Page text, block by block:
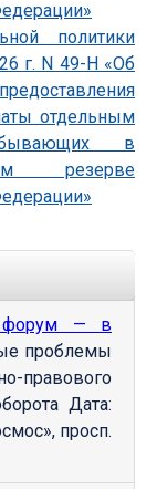
политики
г. N 49-Н «Об
отдельным
в
резерве
форум — в
проблемы
правового
Дата:
просп.